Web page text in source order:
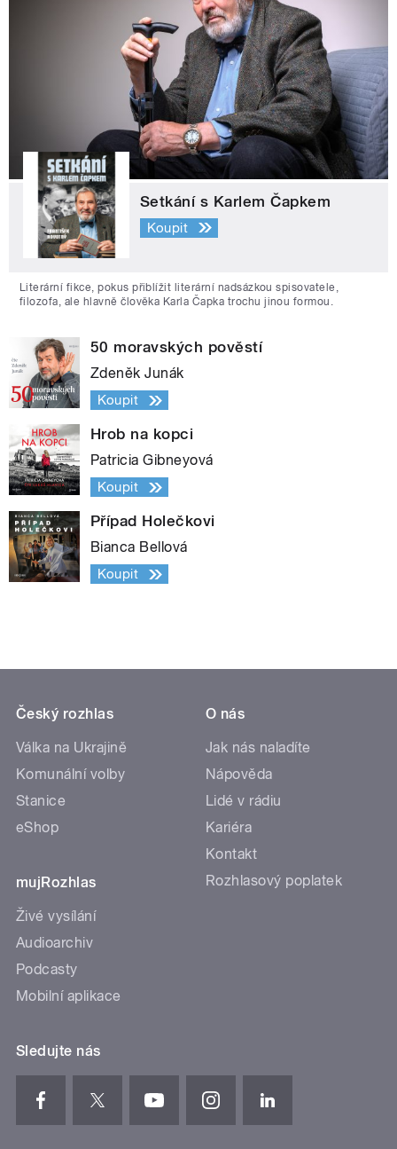
Setkání s Karlem Čapkem
Koupit
Literární fikce, pokus přiblížit literární nadsázkou spisovatele,
filozofa, ale hlavně člověka Karla Čapka trochu jinou formou.
50 moravských pověstí
Zdeněk Junák
Koupit
Hrob na kopci
Patricia Gibneyová
Koupit
Případ Holečkovi
Bianca Bellová
Koupit
Český rozhlas
Válka na Ukrajině
Komunální volby
Stanice
eShop
mujRozhlas
Živé vysílání
Audioarchiv
Podcasty
Mobilní aplikace
O nás
Jak nás naladíte
Nápověda
Lidé v rádiu
Kariéra
Kontakt
Rozhlasový poplatek
Sledujte nás